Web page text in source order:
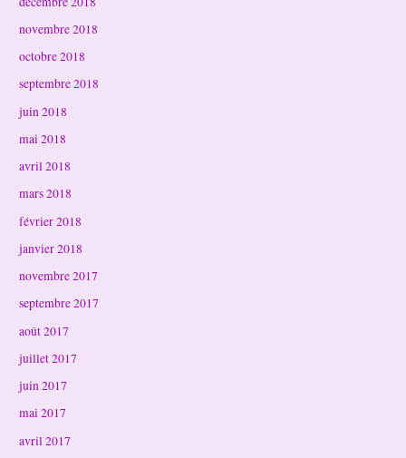
novembre 2018
octobre 2018
septembre 2018
juin 2018
mai 2018
avril 2018
mars 2018
février 2018
janvier 2018
novembre 2017
septembre 2017
août 2017
juillet 2017
juin 2017
mai 2017
avril 2017